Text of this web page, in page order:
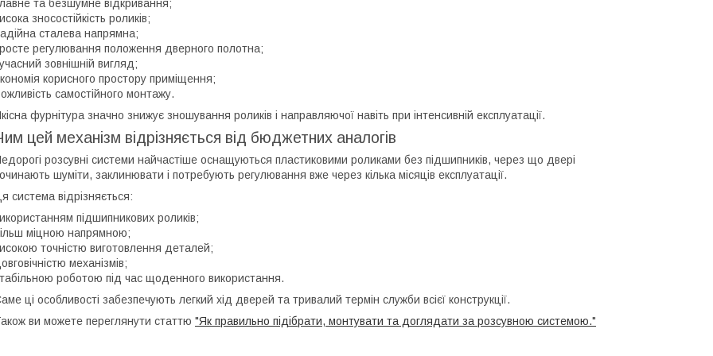
та безшумне відкривання;
зносостійкість роликів;
сталева напрямна;
регулювання положення дверного полотна;
зовнішній вигляд;
корисного простору приміщення;
самостійного монтажу.
фурнітура значно знижує зношування роликів і направляючої навіть при інтенсивній експлуатації.
цей механізм відрізняється від бюджетних аналогів
розсувні системи найчастіше оснащуються пластиковими роликами без підшипників, через що двері
шуміти, заклинювати і потребують регулювання вже через кілька місяців експлуатації.
система відрізняється:
підшипникових роликів;
міцною напрямною;
точністю виготовлення деталей;
механізмів;
роботою під час щоденного використання.
ці особливості забезпечують легкий хід дверей та тривалий термін служби всієї конструкції.
ви можете переглянути статтю "Як правильно підібрати, монтувати та доглядати за розсувною системою."